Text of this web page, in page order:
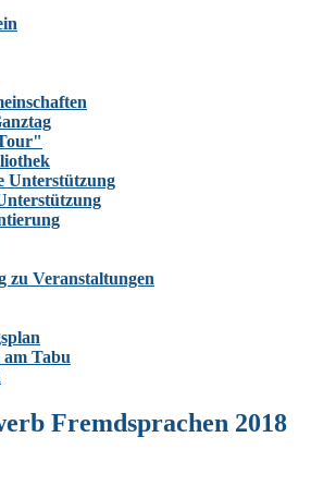
Unterstützung
zu Veranstaltungen
Tabu
Fremdsprachen 2018